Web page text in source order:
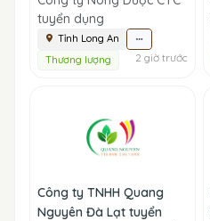
tuyển dụng
Tỉnh Long An
Thương lượng
2 giờ trước
Công ty TNHH Quang
Nguyên Đà Lạt tuyển